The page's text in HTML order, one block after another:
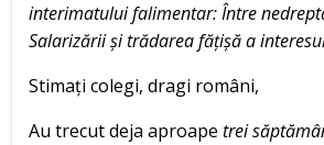
interimatului falimentar: Între
Salarizării și trădarea fățișă a
Stimați colegi, dragi români,
Au trecut deja aproape trei